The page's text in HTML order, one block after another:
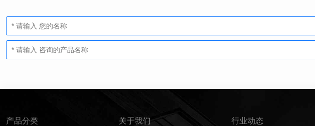
产品分类 关于我们 行业动态